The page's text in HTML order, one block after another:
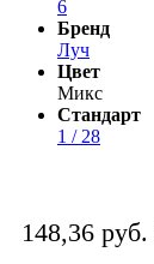
6
Бренд
Луч
Цвет
Микс
Стандарт
1 / 28
148,36 руб.